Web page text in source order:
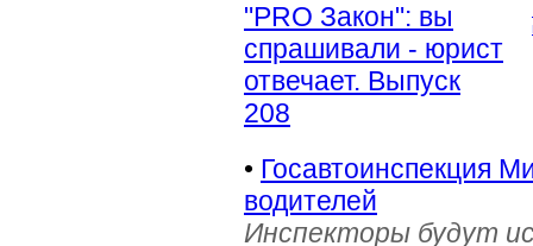
"PRO Закон": вы
спрашивали - юрист
отвечает. Выпуск
208
• Госавтоинспекция
водителей
Инспекторы будут